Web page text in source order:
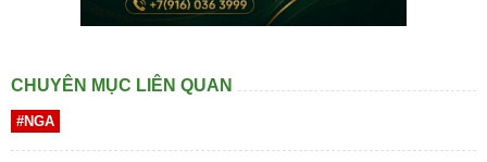
CHUYÊN MỤC LIÊN QUAN
#NGA